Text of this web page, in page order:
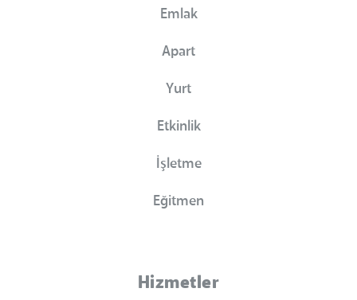
Emlak
Apart
Yurt
Etkinlik
İşletme
Eğitmen
Hizmetler